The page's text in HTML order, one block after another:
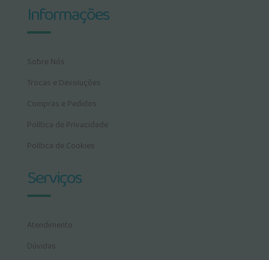
Informações
Sobre Nós
Trocas e Devoluções
Compras e Pedidos
Política de Privacidade
Política de Cookies
Serviços
Atendimento
Dúvidas